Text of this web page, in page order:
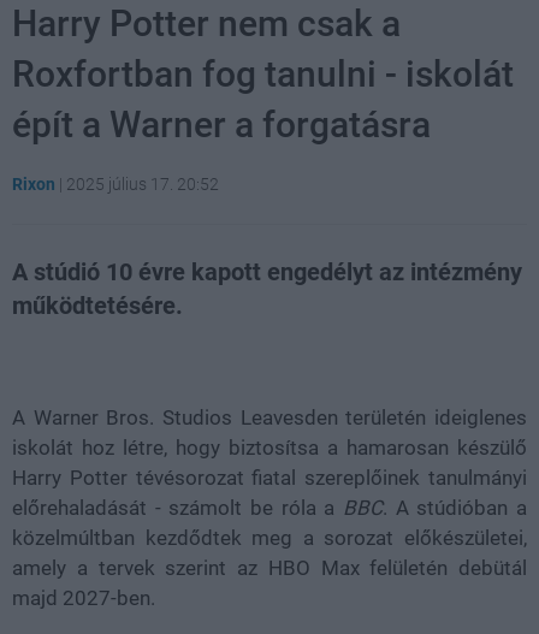
Harry Potter nem csak a
Roxfortban fog tanulni - iskolát
épít a Warner a forgatásra
Rixon | 2025 július 17. 20:52
A stúdió 10 évre kapott engedélyt az intézmény
működtetésére.
A Warner Bros. Studios Leavesden területén ideiglenes
iskolát hoz létre, hogy biztosítsa a hamarosan készülő
Harry Potter tévésorozat fiatal szereplőinek tanulmányi
előrehaladását - számolt be róla a BBC. A stúdióban a
közelmúltban kezdődtek meg a sorozat előkészületei,
amely a tervek szerint az HBO Max felületén debütál
majd 2027-ben.